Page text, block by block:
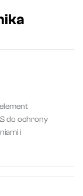
do ochrony
i